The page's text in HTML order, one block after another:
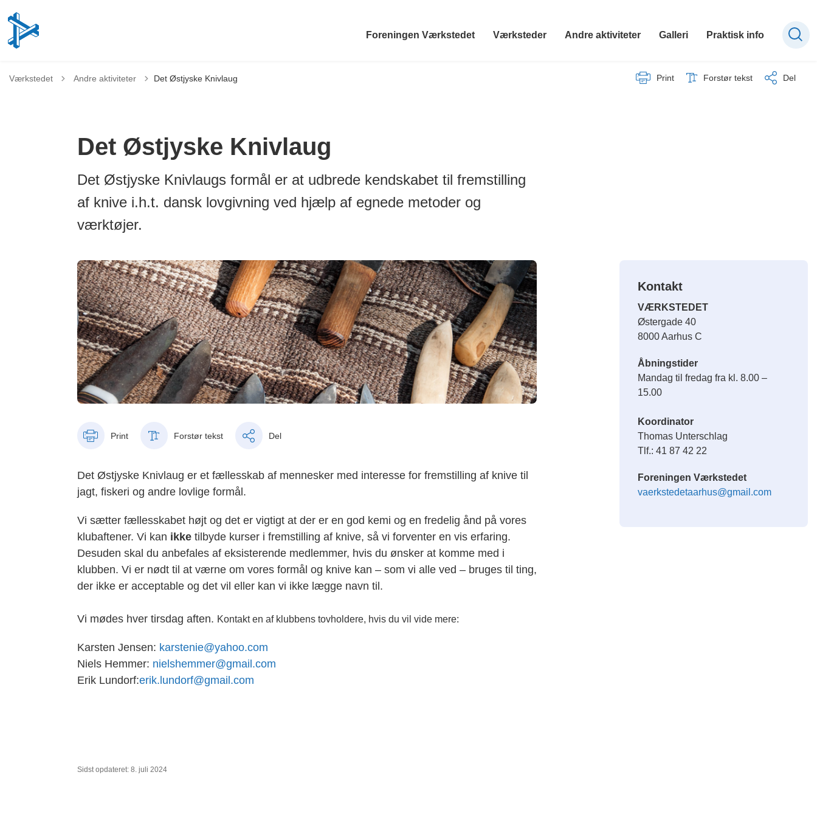
Foreningen Værkstedet Værksteder Andre aktiviteter Galleri Praktisk info
Værkstedet Tilbage til
Andre aktiviteter Det Østjyske Knivlaug Print Forstør tekst Del
Det Østjyske Knivlaug
Det Østjyske Knivlaugs formål er at udbrede kendskabet til fremstilling
af knive i.h.t. dansk lovgivning ved hjælp af egnede metoder og
værktøjer.
Print Forstør tekst Del
Det Østjyske Knivlaug er et fællesskab af mennesker med interesse for fremstilling af knive til
jagt, fiskeri og andre lovlige formål.
Vi sætter fællesskabet højt og det er vigtigt at der er en god kemi og en fredelig ånd på vores
klubaftener. Vi kan ikketilbyde kurser i fremstilling af knive, så vi forventer en vis erfaring.
Desuden skal du anbefales af eksisterende medlemmer, hvis du ønsker at komme med i
klubben. Vi er nødt til at værne om vores formål og knive kan – som vi alle ved – bruges til ting,
der ikke er acceptable og det vil eller kan vi ikke lægge navn til.
Vi mødes hver tirsdag aften. Kontakt en af klubbens tovholdere, hvis du vil vide mere:
Karsten Jensen: karstenie@yahoo.com
Niels Hemmer: nielshemmer@gmail.com
Erik Lundorf:erik.lundorf@gmail.com
Kontakt
VÆRKSTEDET
Østergade 40
8000 Aarhus C
Åbningstider
Mandag til fredag fra kl. 8.00 –
15.00
Koordinator
Thomas Unterschlag
Tlf.: 41 87 42 22
Foreningen Værkstedet
vaerkstedetaarhus@gmail.com
Sidst opdateret: 8. juli 2024